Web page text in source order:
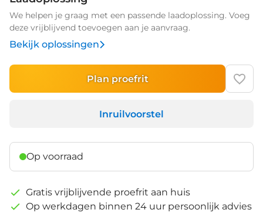
We helpen je graag met een passende laadoplossing. Voeg
deze vrijblijvend toevoegen aan je aanvraag.
Bekijk oplossingen
Plan proefrit
Inruilvoorstel
Op voorraad
Gratis vrijblijvende proefrit aan huis
Op werkdagen binnen 24 uur persoonlijk advies